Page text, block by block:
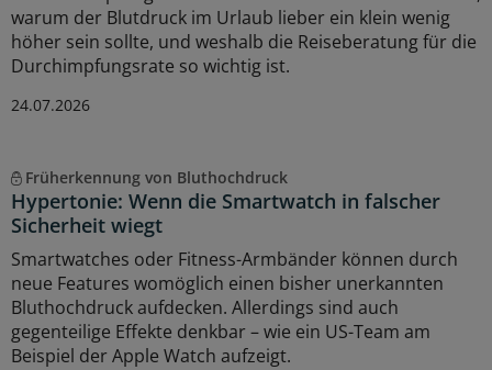
warum der Blutdruck im Urlaub lieber ein klein wenig
höher sein sollte, und weshalb die Reiseberatung für die
Durchimpfungsrate so wichtig ist.
24.07.2026
Früherkennung von Bluthochdruck
Hypertonie: Wenn die Smartwatch in falscher
Sicherheit wiegt
Smartwatches oder Fitness-Armbänder können durch
neue Features womöglich einen bisher unerkannten
Bluthochdruck aufdecken. Allerdings sind auch
gegenteilige Effekte denkbar – wie ein US-Team am
Beispiel der Apple Watch aufzeigt.